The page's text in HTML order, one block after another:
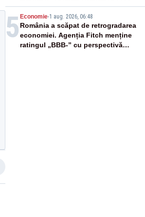
5 Economie-1 aug. 2026, 06:48
România a scăpat de retrogradarea
economiei. Agenția Fitch menține
ratingul „BBB-” cu perspectivă